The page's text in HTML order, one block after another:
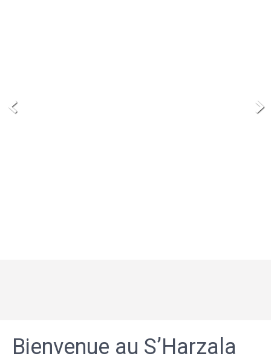
Bienvenue au S’Harzala